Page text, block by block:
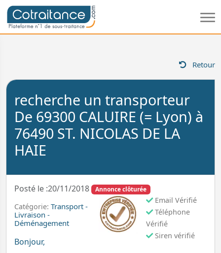
Retour
recherche un transporteur
De 69300 CALUIRE (= Lyon) à
76490 ST. NICOLAS DE LA
HAIE
Posté le :20/11/2018 Annonce clôturée
Email Vérifié
Téléphone
Vérifié
Siren vérifié
Catégorie: Transport -
Livraison -
Déménagement
Bonjour,